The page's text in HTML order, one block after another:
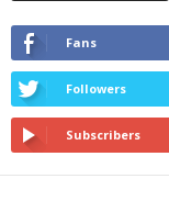
Fans
Followers
Subscribers